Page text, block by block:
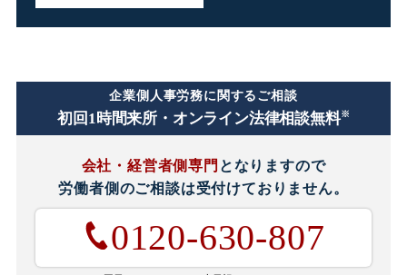
企業側人事労務に関するご相談
初回1時間来所・オンライン法律相談無料※
会社・経営者側専門 となりますので
労働者側のご相談は受付けておりません。
0120-630-807